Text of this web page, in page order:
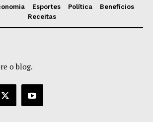
Esportes Política
Benefícios
Receitas
o blog.